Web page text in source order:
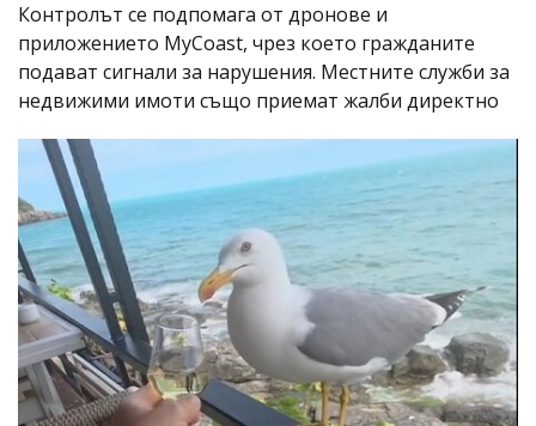
Контролът се подпомага от дронове и
приложението MyCoast, чрез което гражданите
подават сигнали за нарушения. Местните служби за
недвижими имоти също приемат жалби директно